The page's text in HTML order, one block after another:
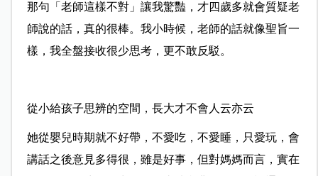
那句「老師這樣不對」讓我驚豔，才四歲多就會質疑老
師說的話，真的很棒。我小時候，老師的話就像聖旨一
樣，我全盤接收很少思考，更不敢反駁。
從小給孩子思辨的空間，長大才不會人云亦云
她從嬰兒時期就不好帶，不愛吃，不愛睡，只愛玩，會
講話之後意見多得很，雖是好事，但對媽媽而言，實在